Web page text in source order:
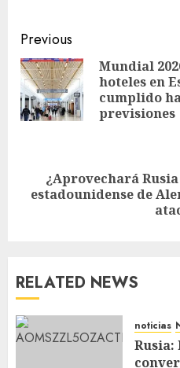
Previous
Mundial
hoteles en
cumplido
previsiones
¿Aprovechará
estadounidense de
RELATED NEWS
noticias